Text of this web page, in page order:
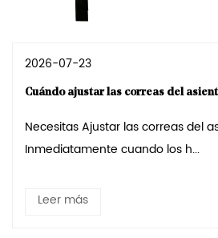
2026-07-23
Cuándo ajustar las correas del
Necesitas Ajustar las correas del asiento del automóvil
Inmediatamente cuando los h...
Leer más